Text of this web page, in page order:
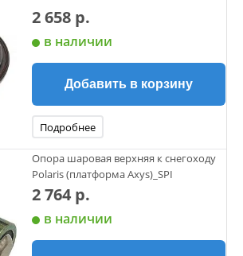
2 658 р.
в наличии
Добавить в корзину
Подробнее
Опора шаровая верхняя к снегоходу
Polaris (платформа Axys)_SPI
2 764 р.
в наличии